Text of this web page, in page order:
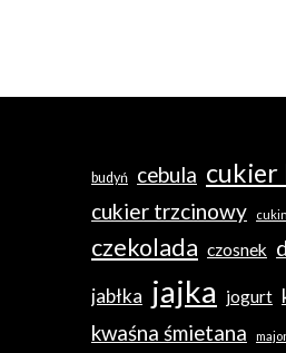
budyń cebula cukier
cukier trzcinowy
czekolada czosnek
jabłka jajka jogurt
kwaśna śmietana